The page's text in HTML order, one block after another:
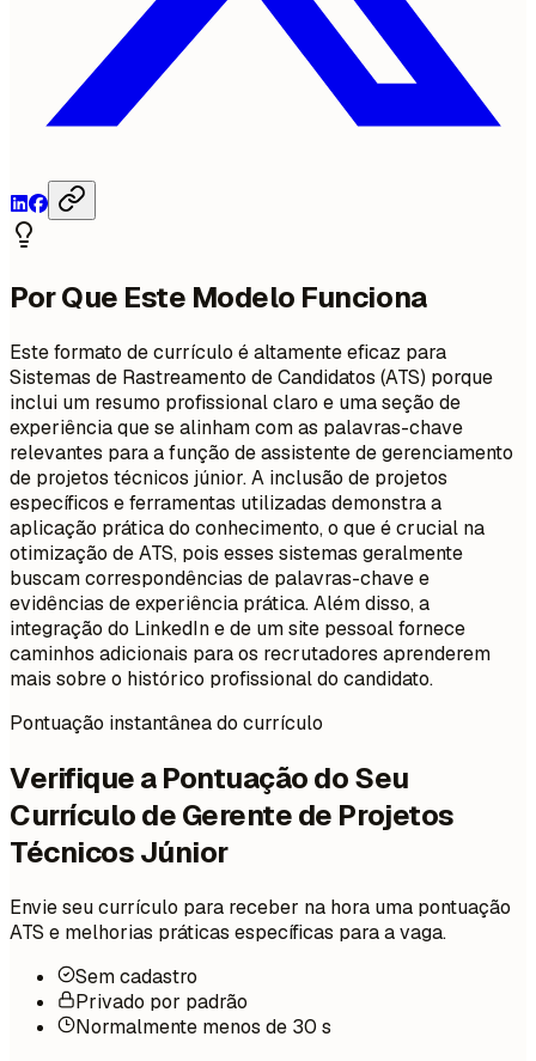
Por Que Este Modelo Funciona
Este formato de currículo é altamente eficaz para
Sistemas de Rastreamento de Candidatos (ATS) porque
inclui um resumo profissional claro e uma seção de
experiência que se alinham com as palavras-chave
relevantes para a função de assistente de gerenciamento
de projetos técnicos júnior. A inclusão de projetos
específicos e ferramentas utilizadas demonstra a
aplicação prática do conhecimento, o que é crucial na
otimização de ATS, pois esses sistemas geralmente
buscam correspondências de palavras-chave e
evidências de experiência prática. Além disso, a
integração do LinkedIn e de um site pessoal fornece
caminhos adicionais para os recrutadores aprenderem
mais sobre o histórico profissional do candidato.
Pontuação instantânea do currículo
Verifique a Pontuação do Seu
Currículo de Gerente de Projetos
Técnicos Júnior
Envie seu currículo para receber na hora uma pontuação
ATS e melhorias práticas específicas para a vaga.
Sem cadastro
Privado por padrão
Normalmente menos de 30 s